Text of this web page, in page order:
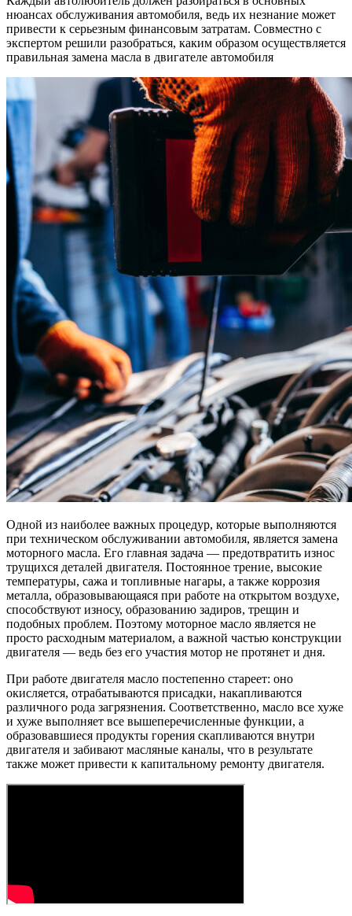
нюансах обслуживания автомобиля, ведь их незнание может
привести к серьезным финансовым затратам. Совместно с
экспертом решили разобраться, каким образом осуществляется
правильная замена масла в двигателе автомобиля
Одной из наиболее важных процедур, которые выполняются
при техническом обслуживании автомобиля, является замена
моторного масла. Его главная задача — предотвратить износ
трущихся деталей двигателя. Постоянное трение, высокие
температуры, сажа и топливные нагары, а также коррозия
металла, образовывающаяся при работе на открытом воздухе,
способствуют износу, образованию задиров, трещин и
подобных проблем. Поэтому моторное масло является не
просто расходным материалом, а важной частью конструкции
двигателя — ведь без его участия мотор не протянет и дня.
При работе двигателя масло постепенно стареет: оно
окисляется, отрабатываются присадки, накапливаются
различного рода загрязнения. Соответственно, масло все хуже
и хуже выполняет все вышеперечисленные функции, а
образовавшиеся продукты горения скапливаются внутри
двигателя и забивают масляные каналы, что в результате
также может привести к капитальному ремонту двигателя.